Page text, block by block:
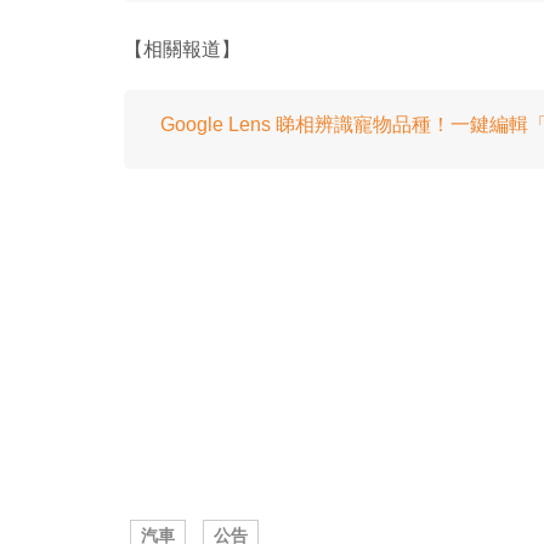
【相關報道】
Google Lens 睇相辨識寵物品種！一鍵編輯
汽車 公告